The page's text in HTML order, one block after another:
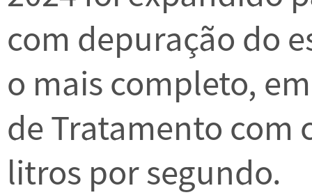
com depuração do
o mais completo,
de Tratamento com
litros por segundo.